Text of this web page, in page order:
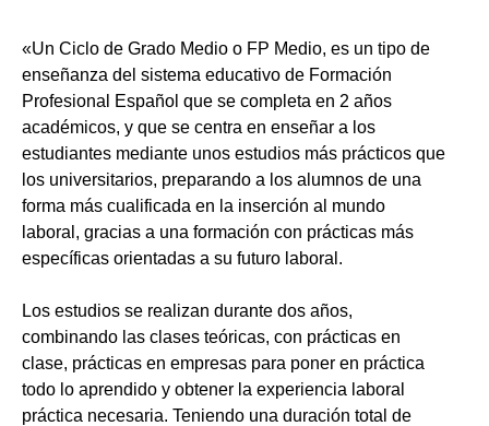
«Un Ciclo de Grado Medio o FP Medio, es un tipo de
enseñanza del sistema educativo de Formación
Profesional Español que se completa en 2 años
académicos, y que se centra en enseñar a los
estudiantes mediante unos estudios más prácticos que
los universitarios, preparando a los alumnos de una
forma más cualificada en la inserción al mundo
laboral, gracias a una formación con prácticas más
específicas orientadas a su futuro laboral.
Los estudios se realizan durante dos años,
combinando las clases teóricas, con prácticas en
clase, prácticas en empresas para poner en práctica
todo lo aprendido y obtener la experiencia laboral
práctica necesaria. Teniendo una duración total de